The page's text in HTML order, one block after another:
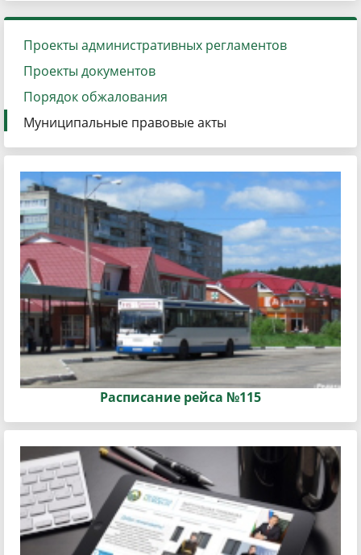
Проекты административных регламентов
Проекты документов
Порядок обжалования
Муниципальные правовые акты
Расписание рейса №115